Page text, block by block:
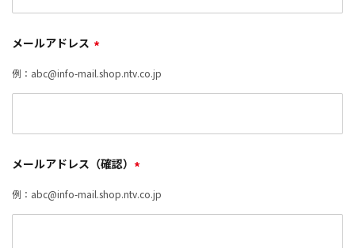
メールアドレス *
例：abc@info-mail.shop.ntv.co.jp
メールアドレス（確認） *
例：abc@info-mail.shop.ntv.co.jp